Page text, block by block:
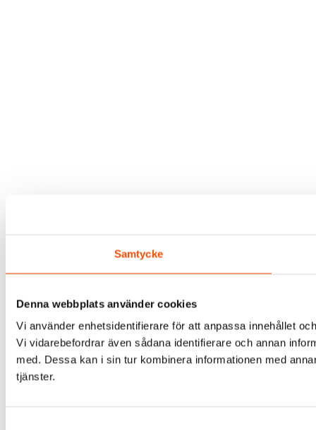
Samtycke
Denna webbplats använder cookies
Vi använder enhetsidentifierare för att anpassa innehållet
Vi vidarebefordrar även sådana identifierare och annan
med. Dessa kan i sin tur kombinera informationen med
tjänster.